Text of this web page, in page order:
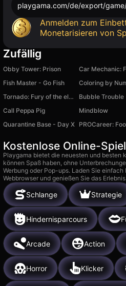
playgama.com/de/export/
Anmelden zum
Monetarisieren von
Zufällig
Obby Tower: Prison
Fish Master - Go Fish
Tornado: Fury of the elements
Bubble Trouble
Call Peppa Pig
Mindblow
Quarantine Base - Day X
Kostenlose Online-
Playgama bietet die neuesten und besten
können Spaß haben, ohne
Werbung oder Pop-ups. Laden Sie
Webbrowser und genießen Sie das
Schlange Strategie
Hindernisparcours
Arcade Action
Horror Klicker